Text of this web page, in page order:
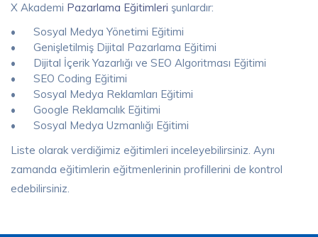
X Akademi Pazarlama Eğitimleri şunlardır:
•
Sosyal Medya Yönetimi Eğitimi
•
Genişletilmiş Dijital Pazarlama Eğitimi
•
Dijital İçerik Yazarlığı ve SEO Algoritması Eğitimi
•
SEO Coding Eğitimi
•
Sosyal Medya Reklamları Eğitimi
•
Google Reklamcılık Eğitimi
•
Sosyal Medya Uzmanlığı Eğitimi
Liste olarak verdiğimiz eğitimleri inceleyebilirsiniz. Aynı
zamanda eğitimlerin eğitmenlerinin profillerini de kontrol
edebilirsiniz.